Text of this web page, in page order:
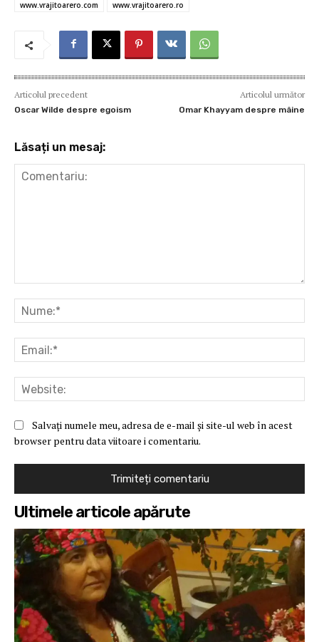
www.vrajitoarero.com
www.vrajitoarero.ro
Articolul precedent
Oscar Wilde despre egoism
Articolul următor
Omar Khayyam despre mâine
Lăsați un mesaj:
Salvați numele meu, adresa de e-mail și site-ul web în acest
browser pentru data viitoare i comentariu.
Ultimele articole apărute